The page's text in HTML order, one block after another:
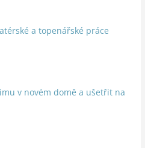
a topenářské práce
v novém domě a ušetřit na